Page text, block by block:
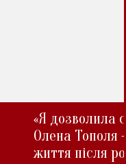
«Я дозволила
Олена Тополя
життя після